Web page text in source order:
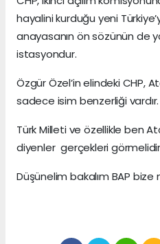
hayalini kurduğu yeni
anayasanın ön sözünün de
istasyondur.
Özgür Özel’in elindeki CHP,
sadece isim benzerliği vardır.
Türk Milleti ve özellikle ben
diyenler gerçekleri
Düşünelim bakalım BAP bize